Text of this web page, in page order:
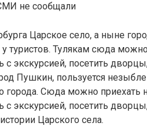
не сообщали
Царское село, а ныне
туристов. Тулякам сюда
с экскурсией, посетить
Пушкин, пользуется
города. Сюда можно приехать
с экскурсией, посетить
Царского села.